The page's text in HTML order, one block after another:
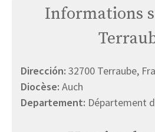
Informations
Dirección: 32700 Terraube,
Diocèse: Auch
Departement: Département